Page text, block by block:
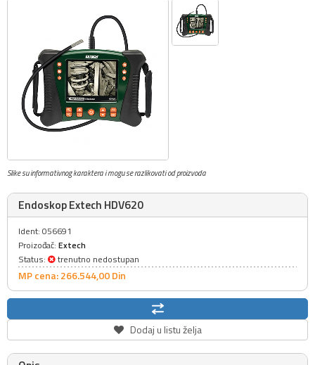
Slike su informativnog karaktera i mogu se razlikovati od proizvoda
Endoskop Extech HDV620
Ident: 056691
Proizođač: Extech
Status:
trenutno nedostupan
MP cena: 266.544,00Din
Dodaj u listu želja